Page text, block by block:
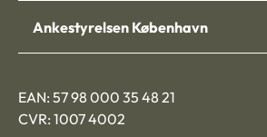
Ankestyrelsen København
EAN: 57 98 000 35 48 21
CVR: 1007 4002